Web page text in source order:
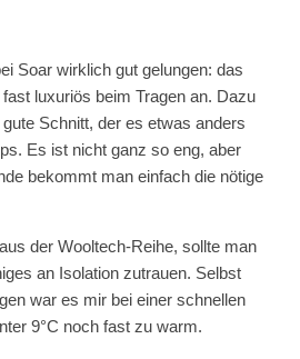
Soar wirklich gut gelungen: das
luxuriös beim Tragen an. Dazu
Schnitt, der es etwas anders
Es ist nicht ganz so eng, aber
bekommt man einfach die nötige
der Wooltech-Reihe, sollte man
an Isolation zutrauen. Selbst
war es mir bei einer schnellen
9°C noch fast zu warm.